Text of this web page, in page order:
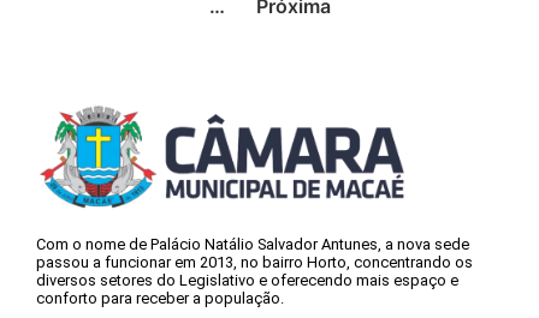
… Próxima
Com o nome de Palácio Natálio Salvador Antunes, a nova sede
passou a funcionar em 2013, no bairro Horto, concentrando os
diversos setores do Legislativo e oferecendo mais espaço e
conforto para receber a população.